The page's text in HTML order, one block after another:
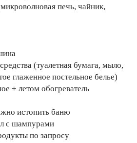
печь, чайник,
(туалетная бумага, мыло,
глаженное постельное белье)
+ летом обогреватель
истопить баню
с шампурами
по запросу